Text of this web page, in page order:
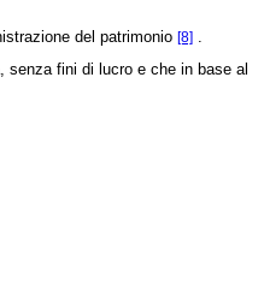
del patrimonio [8] .
fini di lucro e che in base al